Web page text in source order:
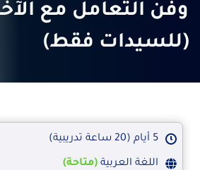
وفن التعامل مع
(للسيدات فقط)
5 أيام (20 ساعة تدريبية)
اللغة العربية (متاحة)